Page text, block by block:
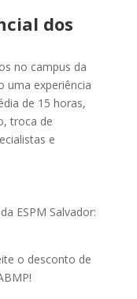
dos
no campus da
uma experiência
de 15 horas,
troca de
e
ESPM Salvador:
o desconto de